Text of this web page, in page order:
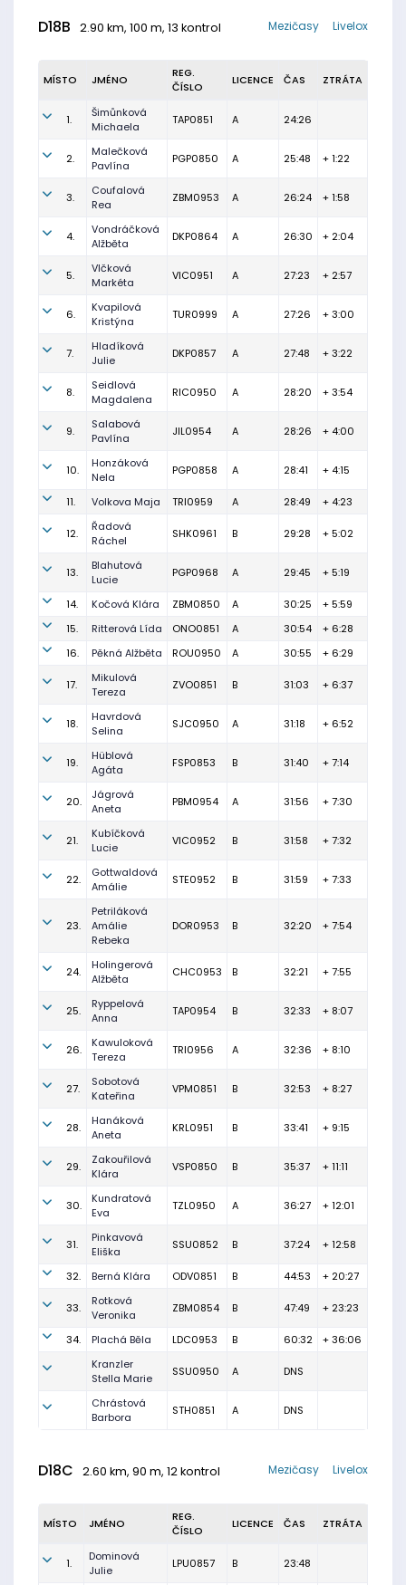
D18B 2.90 km, 100 m, 13 kontrol Livelox
Mezičasy
MÍSTO JMÉNO
REG.
ČÍSLO
LICENCE ČAS ZTRÁTA
1.
Šimůnková
Michaela
TAP0851 A 24:26
2.
Malečková
Pavlína
PGP0850 A 25:48 + 1:22
3.
Coufalová
Rea
ZBM0953 A 26:24 + 1:58
4.
Vondráčková
Alžběta
DKP0864 A 26:30 + 2:04
5.
Vlčková
Markéta
VIC0951 A 27:23 + 2:57
6.
Kvapilová
Kristýna
TUR0999 A 27:26 + 3:00
7.
Hladíková
Julie
DKP0857 A 27:48 + 3:22
8.
Seidlová
Magdalena
RIC0950 A 28:20 + 3:54
9.
Salabová
Pavlína
JIL0954 A 28:26 + 4:00
10.
Honzáková
Nela
PGP0858 A 28:41 + 4:15
11. Volkova Maja TRI0959 A 28:49 + 4:23
12.
Řadová
Ráchel
SHK0961 B 29:28 + 5:02
13.
Blahutová
Lucie
PGP0968 A 29:45 + 5:19
14. Kočová Klára ZBM0850 A 30:25
+ 5:59
15.
Ritterová Lída ONO0851 A 30:54
+ 6:28
16.
Pěkná Alžběta ROU0950 A 30:55 + 6:29
17.
Mikulová
Tereza
ZVO0851 B 31:03 + 6:37
18.
Havrdová
Selina
SJC0950 A 31:18 + 6:52
19.
Hüblová
Agáta
FSP0853 B 31:40 + 7:14
20.
Jágrová
Aneta
PBM0954 A 31:56 + 7:30
21.
Kubíčková
Lucie
VIC0952 B 31:58 + 7:32
22.
Gottwaldová
Amálie
STE0952 B 31:59 + 7:33
23.
Petriláková
Amálie
Rebeka
DOR0953 B 32:20 + 7:54
24.
Holingerová
Alžběta
CHC0953 B 32:21 + 7:55
25.
Ryppelová
Anna
TAP0954 B 32:33 + 8:07
26.
Kawuloková
Tereza
TRI0956 A 32:36 + 8:10
27.
Sobotová
Kateřina
VPM0851 B 32:53 + 8:27
28.
Hanáková
Aneta
KRL0951 B 33:41 + 9:15
29.
Zakouřilová
Klára
VSP0850 B 35:37 + 11:11
30.
Kundratová
Eva
TZL0950 A 36:27 + 12:01
31.
Pinkavová
Eliška
SSU0852 B 37:24 + 12:58
32. Berná Klára ODV0851 B 44:53 + 20:27
33.
Rotková
Veronika
ZBM0854 B 47:49 + 23:23
34. Plachá Běla LDC0953 B 60:32
+ 36:06
Kranzler
Stella Marie
SSU0950 A DNS
Chrástová
Barbora
STH0851 A DNS
D18C 2.60 km, 90 m, 12 kontrol Livelox
Mezičasy
MÍSTO JMÉNO
REG.
ČÍSLO
LICENCE ČAS ZTRÁTA
1.
Dominová
Julie
LPU0857 B 23:48